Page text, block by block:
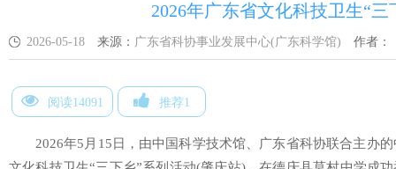
2026年广东省文化科技卫生“
2026-05-18 来源： 广东省科协事业发展中心(广东科学馆) 作者：
阅读14091 推荐1
2026年5月15日，由中国科学技术馆、广东省科协联合主办